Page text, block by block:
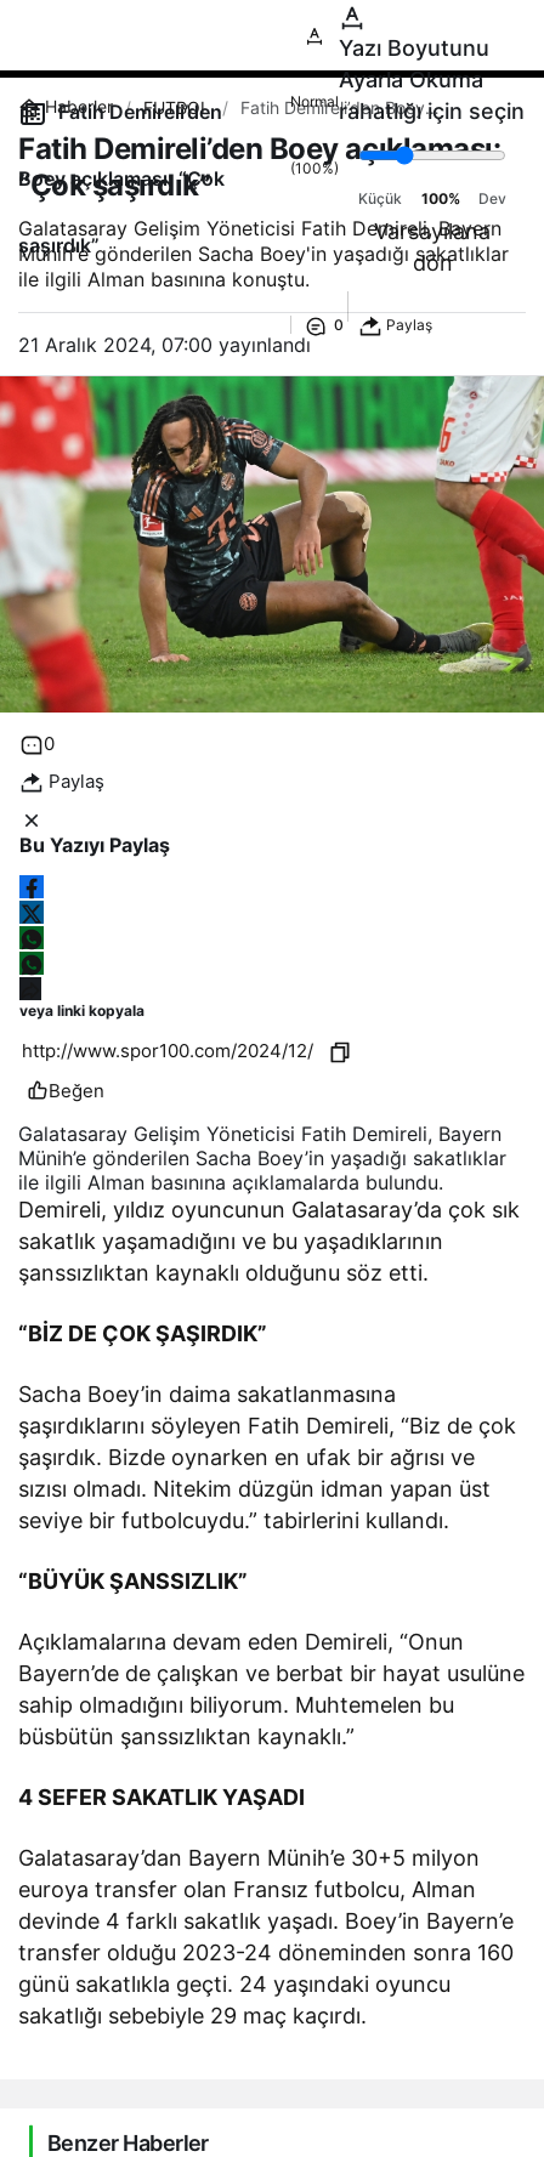
FUTBOL BASKETBOL GALATASARAY
Hızlı Erişim
Maç Merkezi
Geçmiş veya gelecek maçları yakından takip
edebilirsiniz.
Puan Durumları
Liglerde son görünüm!
Gazete Manşetleri
Günün manşetlerine göz atın!
Haberler FUTBOL
Fatih Demireli’den Boey
açıklaması: “Çok şaşırdık”
Fatih Demireli’den Boey açıklaması:
“Çok şaşırdık”
Galatasaray Gelişim Yöneticisi Fatih Demireli, Bayern
Münih'e gönderilen Sacha Boey'in yaşadığı sakatlıklar
ile ilgili Alman basınına konuştu.
21 Aralık 2024, 07:00 yayınlandı
0
Paylaş
Bu Yazıyı Paylaş
veya linki kopyala
Beğen
Galatasaray Gelişim Yöneticisi Fatih Demireli, Bayern
Münih’e gönderilen Sacha Boey’in yaşadığı sakatlıklar
ile ilgili Alman basınına açıklamalarda bulundu.
Demireli, yıldız oyuncunun Galatasaray’da çok sık
sakatlık yaşamadığını ve bu yaşadıklarının
şanssızlıktan kaynaklı olduğunu söz etti.
“BİZ DE ÇOK ŞAŞIRDIK”
Sacha Boey’in daima sakatlanmasına
şaşırdıklarını söyleyen Fatih Demireli, “Biz de çok
şaşırdık. Bizde oynarken en ufak bir ağrısı ve
sızısı olmadı. Nitekim düzgün idman yapan üst
seviye bir futbolcuydu.” tabirlerini kullandı.
“BÜYÜK ŞANSSIZLIK”
Açıklamalarına devam eden Demireli, “Onun
Bayern’de de çalışkan ve berbat bir hayat usulüne
sahip olmadığını biliyorum. Muhtemelen bu
büsbütün şanssızlıktan kaynaklı.”
4 SEFER SAKATLIK YAŞADI
Galatasaray’dan Bayern Münih’e 30+5 milyon
euroya transfer olan Fransız futbolcu, Alman
devinde 4 farklı sakatlık yaşadı. Boey’in Bayern’e
transfer olduğu 2023-24 döneminden sonra 160
günü sakatlıkla geçti. 24 yaşındaki oyuncu
sakatlığı sebebiyle 29 maç kaçırdı.
Fatih Demireli’den
Boey açıklaması: “Çok
şaşırdık”
Normal
(100%)
Yazı Boyutunu
Ayarla Okuma
rahatlığı için seçin
Küçük 100% Dev
Varsayılana
dön
0 Paylaş
Benzer Haberler